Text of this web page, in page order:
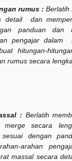
rumus : Berlatih
detail dan
panduan dan
pengajar dalam
hitungan-
rumus secara
: Berlatih
merge secara
sesuai dengan
arahan
massal secara